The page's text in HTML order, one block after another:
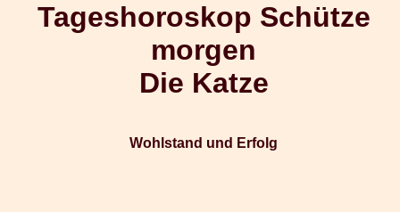
Tageshoroskop Schütze
morgen
Die Katze
Wohlstand und Erfolg